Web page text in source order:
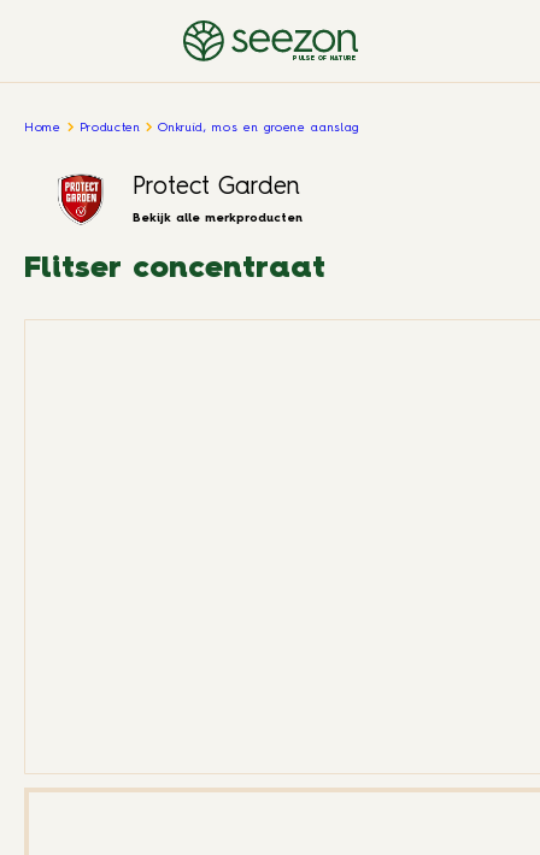
PULSE OF NATURE
Home Producten Onkruid, mos en groene aanslag
Protect Garden
Bekijk alle merkproducten
Flitser concentraat